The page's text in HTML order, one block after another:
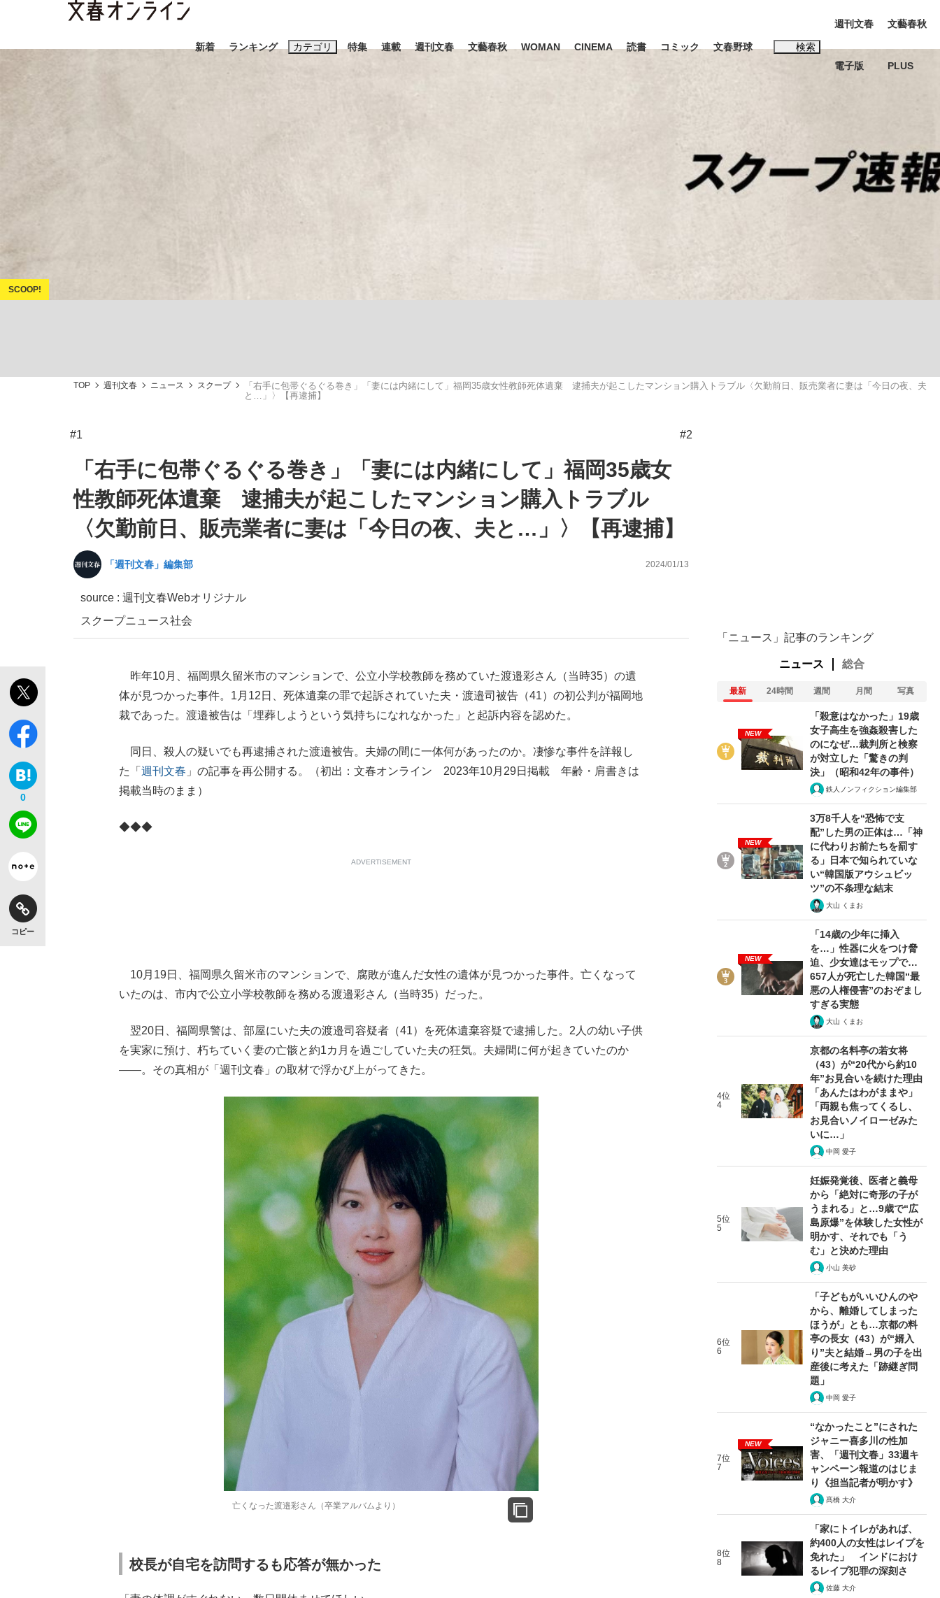
新着 ランキング カテゴリ
「クマが悪者扱いされているのが悲しい」『北の国から』倉本聰氏（91...
特集 連載 週刊文春 文藝春秋 WOMAN CINEMA 読書 コミック 文春野球 検索
週刊文春
電子版
文藝春秋
PLUS
TOP 週刊文春 ニュース スクープ
「右手に包帯ぐるぐる巻き」「妻には内緒にして」福岡35歳女性教師死体遺棄 逮捕夫が起こしたマンション購入トラブル〈欠勤前日、販売業者に妻は「今日の夜、夫
と…」〉【再逮捕】
#1 #2
「右手に包帯ぐるぐる巻き」「妻には内緒にして」福岡35歳女
性教師死体遺棄 逮捕夫が起こしたマンション購入トラブル
〈欠勤前日、販売業者に妻は「今日の夜、夫と…」〉【再逮捕】
「週刊文春」編集部 2024/01/13
source : 週刊文春Webオリジナル
スクープニュース社会
0
コピー
昨年10月、福岡県久留米市のマンションで、公立小学校教師を務めていた渡邉彩さん（当時35）の遺
体が見つかった事件。1月12日、死体遺棄の罪で起訴されていた夫・渡邉司被告（41）の初公判が福岡地
裁であった。渡邉被告は「埋葬しようという気持ちになれなかった」と起訴内容を認めた。
同日、殺人の疑いでも再逮捕された渡邉被告。夫婦の間に一体何があったのか。凄惨な事件を詳報し
た「 週刊文春 」の記事を再公開する。（初出：文春オンライン 2023年10月29日掲載 年齢・肩書きは
掲載当時のまま）
◆◆◆
ADVERTISEMENT
10月19日、福岡県久留米市のマンションで、腐敗が進んだ女性の遺体が見つかった事件。亡くなって
いたのは、市内で公立小学校教師を務める渡邉彩さん（当時35）だった。
翌20日、福岡県警は、部屋にいた夫の渡邉司容疑者（41）を死体遺棄容疑で逮捕した。2人の幼い子供
を実家に預け、朽ちていく妻の亡骸と約1カ月を過ごしていた夫の狂気。夫婦間に何が起きていたのか
――。その真相が「週刊文春」の取材で浮かび上がってきた。
亡くなった渡邉彩さん（卒業アルバムより）
校長が自宅を訪問するも応答が無かった
「ニュース」記事のランキング
ニュース 総合
最新 24時間 週間 月間 写真
NEW
「殺意はなかった」19歳
女子高生を強姦殺害した
のになぜ…裁判所と検察
が対立した「驚きの判
決」（昭和42年の事件）
鉄人ノンフィクション編集部
NEW
3万8千人を“恐怖で支
配”した男の正体は…「神
に代わりお前たちを罰す
る」日本で知られていな
い“韓国版アウシュビッ
ツ”の不条理な結末
大山 くまお
NEW
「14歳の少年に挿入
を…」性器に火をつけ脅
迫、少女達はモップで…
657人が死亡した韓国“最
悪の人権侵害”のおぞまし
すぎる実態
大山 くまお
4位
4
京都の名料亭の若女将
（43）が“20代から約10
年”お見合いを続けた理由
「あんたはわがままや」
「両親も焦ってくるし、
お見合いノイローゼみた
いに…」
中岡 愛子
5位
5
妊娠発覚後、医者と義母
から「絶対に奇形の子が
うまれる」と…9歳で“広
島原爆”を体験した女性が
明かす、それでも「う
む」と決めた理由
小山 美砂
6位
6
「子どもがいいひんのや
から、離婚してしまった
ほうが」とも…京都の料
亭の長女（43）が“婿入
り”夫と結婚→男の子を出
産後に考えた「跡継ぎ問
題」
中岡 愛子
7位
7
NEW
“なかったこと”にされた
ジャニー喜多川の性加
害、「週刊文春」33週キ
ャンペーン報道のはじま
り《担当記者が明かす》
髙橋 大介
8位
8
「家にトイレがあれば、
約400人の女性はレイプを
免れた」 インドにおけ
るレイプ犯罪の深刻さ
佐藤 大介